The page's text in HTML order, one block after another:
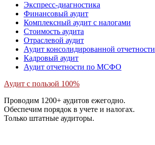
Экспресс-диагностика
Финансовый аудит
Комплексный аудит с налогами
Стоимость аудита
Отраслевой аудит
Аудит консолидированной отчетности
Кадровый аудит
Аудит отчетности по МСФО
Аудит с пользой 100%
Проводим 1200+ аудитов ежегодно.
Обеспечим порядок в учете и налогах.
Только штатные аудиторы.